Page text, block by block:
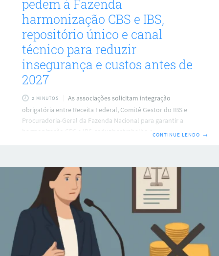
pedem à Fazenda
harmonização CBS e IBS,
repositório único e canal
técnico para reduzir
insegurança e custos antes de
2027
2 MINUTOS
As associações solicitam integração
obrigatória entre Receita Federal, Comitê Gestor do IBS e
Procuradoria-Geral da Fazenda Nacional para garantir a
harmonização CBS e IBS, reduzir retrabalho e custos
reforma tributária sobre o consumo. Elas alertam que a
falta de coordenação entre os órgãos tem gerado
insegurança na definição de leiautes, regras e APIs, e
elevado custos de
CONTINUE LENDO →